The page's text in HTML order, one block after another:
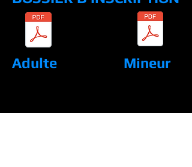
Adulte Mineur